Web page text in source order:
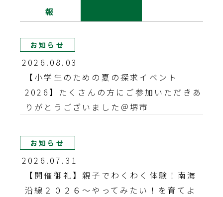
報
お知らせ
2026.08.03
【小学生のための夏の探求イベント
2026】たくさんの方にご参加いただきあ
りがとうございました＠堺市
お知らせ
2026.07.31
【開催御礼】親子でわくわく体験！南海
沿線２０２６～やってみたい！を育てよ